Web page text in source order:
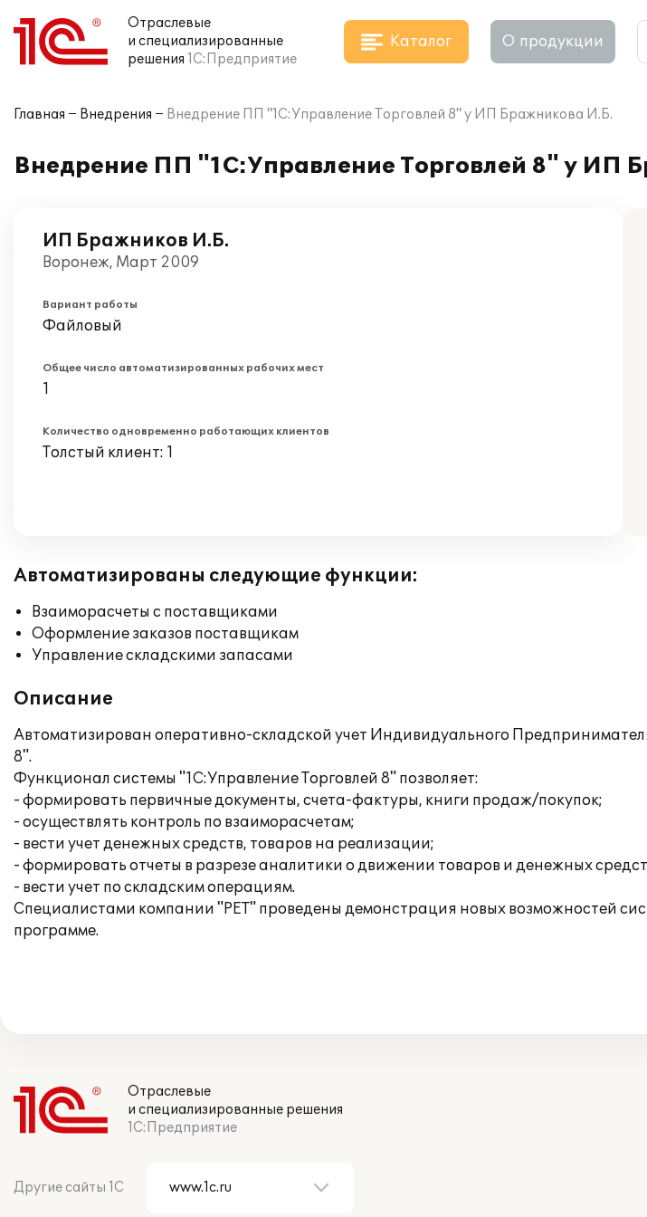
Отраслевые
и специализированные
решения 1С:Предприятие
Каталог О продукции
Главная Внедрения Внедрение ПП "1С:Управление Торговлей 8" у ИП Бражникова И.Б.
Внедрение ПП "1С:Управление Торговлей 8" у ИП
ИП Бражников И.Б.
Воронеж, Март 2009
Вариант работы
Файловый
Общее число автоматизированных рабочих мест
1
Количество одновременно работающих клиентов
Толстый клиент: 1
Автоматизированы следующие функции:
Взаиморасчеты с поставщиками
Оформление заказов поставщикам
Управление складскими запасами
Описание
Автоматизирован оперативно-складской учет Индивидуального
8".
Функционал системы "1С:Управление Торговлей 8" позволяет:
- формировать первичные документы, счета-фактуры, книги продаж/покупок;
- осуществлять контроль по взаиморасчетам;
- вести учет денежных средств, товаров на реализации;
- формировать отчеты в разрезе аналитики о движении товаров и денежных
- вести учет по складским операциям.
Специалистами компании "РЕТ" проведены демонстрация новых возможностей
программе.
Отраслевые
и специализированные решения
1С:Предприятие
Другие сайты 1С